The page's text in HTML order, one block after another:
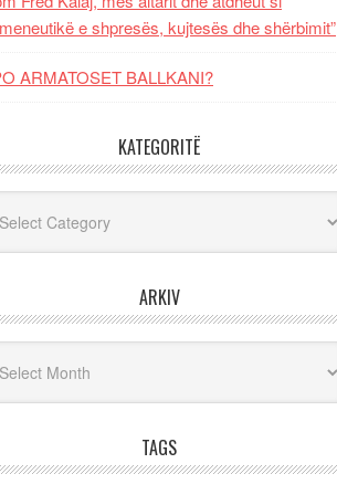
e shpresës, kujtesës dhe shërbimit”
ARMATOSET BALLKANI?
KATEGORITË
ARKIV
TAGS